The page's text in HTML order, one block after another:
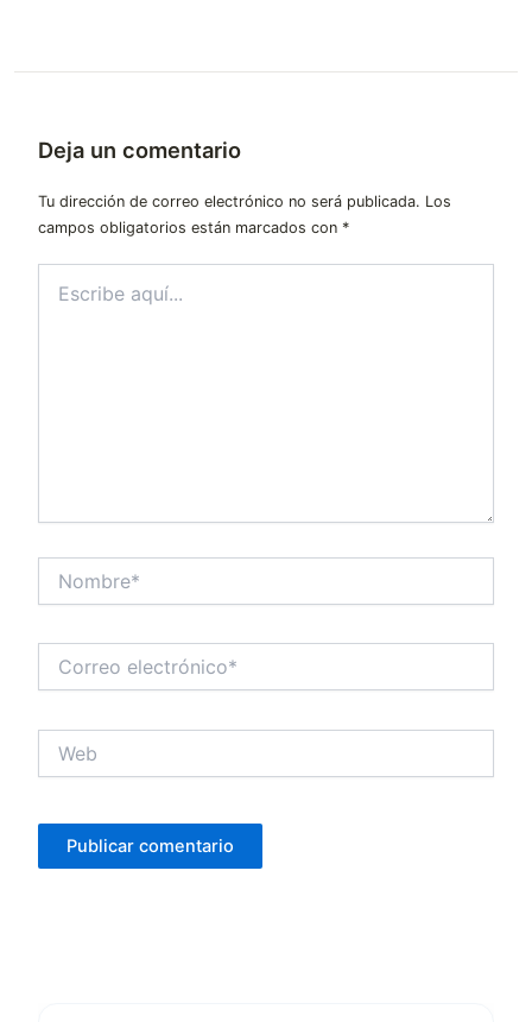
Deja un comentario
Tu dirección de correo electrónico no será publicada. Los
campos obligatorios están marcados con *
aquí...
electrónico*